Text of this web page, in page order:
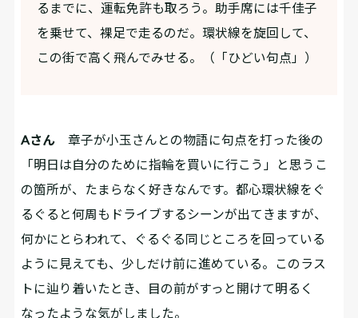
るまでに、運転免許も取ろう。助手席には千佳子
を乗せて、裸足で走るのだ。環状線を旋回して、
この街で高く飛んでみせる。（「ひどい句点」）
Aさん 章子が小玉さんとの物語に句点を打った後の
「明日は自分のために指輪を買いに行こう」と思うこ
の箇所が、たまらなく好きなんです。都心環状線をぐ
るぐると何周もドライブするシーンが出てきますが、
何かにとらわれて、ぐるぐる同じところを回っている
ように見えても、少しだけ前に進めている。このラス
トに辿り着いたとき、目の前がすっと開けて明るく
なったような気がしました。